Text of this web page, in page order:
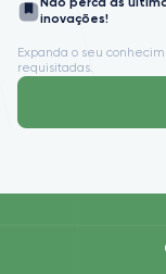
Não perca as
inovações!
Expanda o seu
requisitadas.